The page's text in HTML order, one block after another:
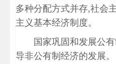
多种分配方式并存,社会
主义基本经济制度。
国家巩固和发展公
导非公有制经济的发展。